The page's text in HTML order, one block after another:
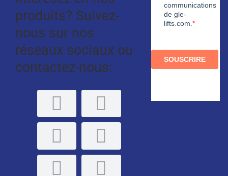
produits? Suivez-
nous sur nos
réseaux sociaux ou
contactez-nous: